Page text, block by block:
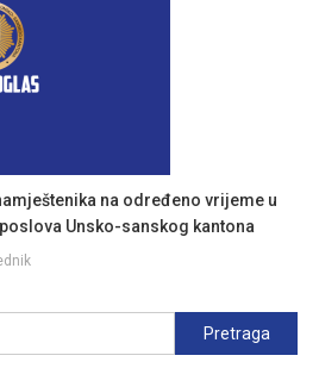
na određeno vrijeme u
Unsko-sanskog kantona
Pretraga: